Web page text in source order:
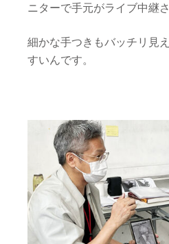
ニターで手元がライブ中継
細かな手つきもバッチリ見
すいんです。